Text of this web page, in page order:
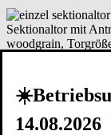
Sektionaltor mit
woodgrain,
RAL 9006).
★ Jetzt ab €
✔ Kostenfreie
14.08.2026